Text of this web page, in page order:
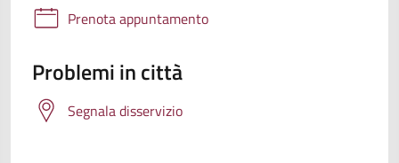
Prenota appuntamento
Problemi in città
Segnala disservizio